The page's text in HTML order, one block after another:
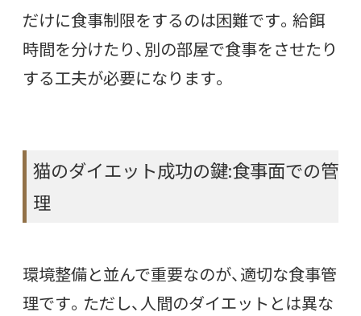
だけに食事制限をするのは困難です。給餌
時間を分けたり、別の部屋で食事をさせたり
する工夫が必要になります。
猫のダイエット成功の鍵:食事面での管
理
環境整備と並んで重要なのが、適切な食事管
理です。ただし、人間のダイエットとは異な